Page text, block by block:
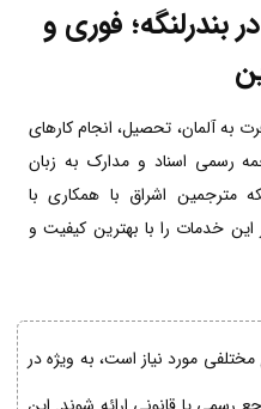
بندرلنگه؛ فوری و
به آلمان، تحصیل، انجام کارهای
رسمی اسناد و مدارک به زبان
مترجمین اشراق با همکاری با
خدمات را با بهترین کیفیت و
مورد نیاز است، به ویژه در